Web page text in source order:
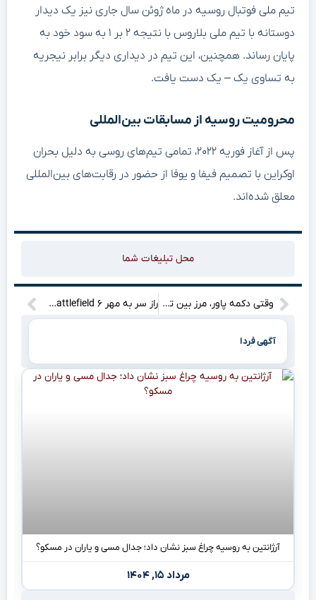
تیم ملی فوتبال روسیه در ماه ژوئن سال جاری نیز یک دیدار
دوستانه با تیم ملی بلاروس با نتیجه ۲ بر ۱ به سود خود به
پایان رساند. همچنین، این تیم در دیداری دیگر برابر نیجریه
به تساوی یک – یک دست یافت.
محرومیت روسیه از مسابقات بین‌المللی
پس از آغاز فوریه ۲۰۲۲، تمامی تیم‌های روسی به دلیل بحران
اوکراین با تصمیم فیفا و یوفا از حضور در رقابت‌های بین‌المللی
معلق شده‌اند.
محل تبلیغات شما
وقتی دکمه پاور، مرز بین تفریح و تباهی رو جابه‌جا می‌کنه: بازی‌هات نجاتت می‌دن یا زندانیت؟ راز سر به مهر Battlefield ۶ فاش شد: چرا آنریل انجین از لیست حذف شد؟
آگهی فردا
آرژانتین به روسیه چراغ سبز نشان داد؛ جدال مسی و یاران در مسکو؟
مرداد ۱۵, ۱۴۰۴